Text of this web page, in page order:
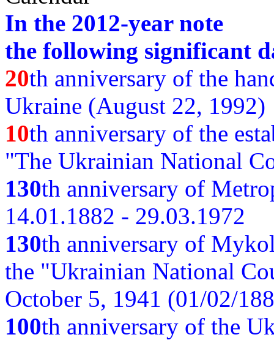
In the 2012-year note
the following significant
20th anniversary of the
Ukraine (August 22, 1992)
10th anniversary of the
"The Ukrainian National
130th anniversary of
14.01.1882 - 29.03.1972
130th anniversary of
the "Ukrainian National
October 5, 1941 (01/02/
100th anniversary of the